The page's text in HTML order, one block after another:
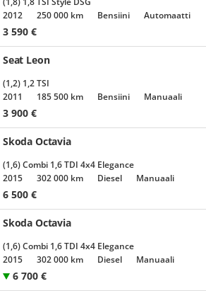
2012
250 000 km Bensiini Automaatti
3 590 €
Seat Leon
(1,2) 1,2 TSI
2011
185 500 km Bensiini Manuaali
3 900 €
Skoda Octavia
(1,6) Combi 1,6 TDI 4x4 Elegance
2015
302 000 km Diesel Manuaali
6 500 €
Skoda Octavia
(1,6) Combi 1,6 TDI 4x4 Elegance
2015
302 000 km Diesel Manuaali
6 700 €